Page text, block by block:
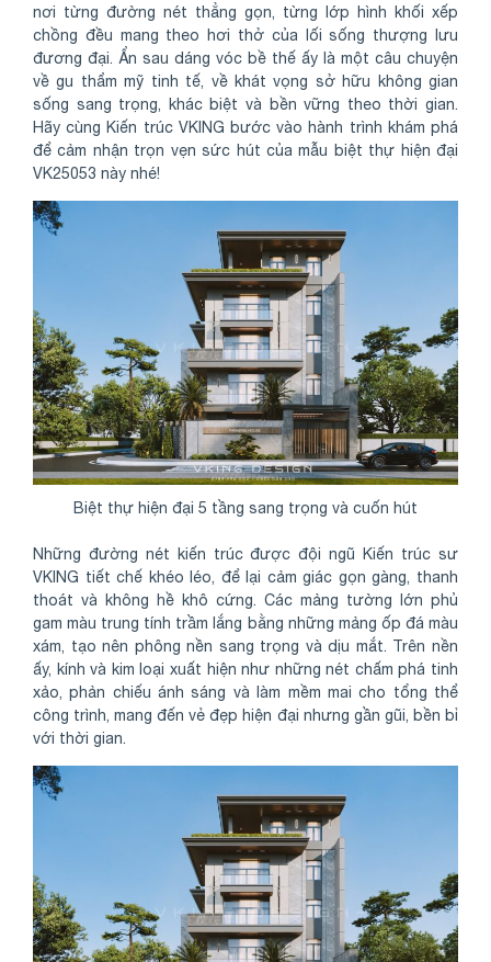
nơi từng đường nét thẳng gọn, từng lớp hình khối xếp
chồng đều mang theo hơi thở của lối sống thượng lưu
đương đại. Ẩn sau dáng vóc bề thế ấy là một câu chuyện
về gu thẩm mỹ tinh tế, về khát vọng sở hữu không gian
sống sang trọng, khác biệt và bền vững theo thời gian.
Hãy cùng Kiến trúc VKING bước vào hành trình khám phá
để cảm nhận trọn vẹn sức hút của mẫu biệt thự hiện đại
VK25053 này nhé!
Biệt thự hiện đại 5 tầng sang trọng và cuốn hút
Những đường nét kiến trúc được đội ngũ Kiến trúc sư
VKING tiết chế khéo léo, để lại cảm giác gọn gàng, thanh
thoát và không hề khô cứng. Các mảng tường lớn phủ
gam màu trung tính trầm lắng bằng những mảng ốp đá màu
xám, tạo nên phông nền sang trọng và dịu mắt. Trên nền
ấy, kính và kim loại xuất hiện như những nét chấm phá tinh
xảo, phản chiếu ánh sáng và làm mềm mai cho tổng thể
công trình, mang đến vẻ đẹp hiện đại nhưng gần gũi, bền bỉ
với thời gian.